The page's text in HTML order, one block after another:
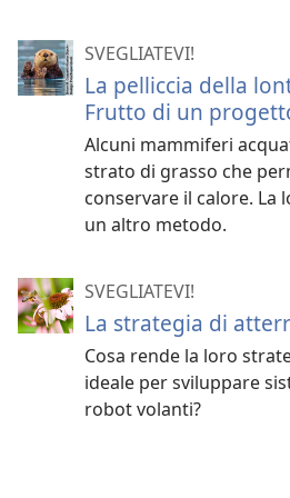
SVEGLIATEVI!
La pelliccia della
Frutto di un
Alcuni mammiferi
strato di grasso che
conservare il calore.
un altro metodo.
SVEGLIATEVI!
La strategia di
Cosa rende la loro
ideale per sviluppare
robot volanti?